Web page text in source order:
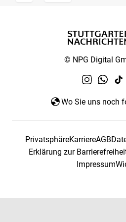
© NPG Digital
Wo Sie uns noch
PrivatsphäreKarriereAGB
Erklärung zur
Impressum